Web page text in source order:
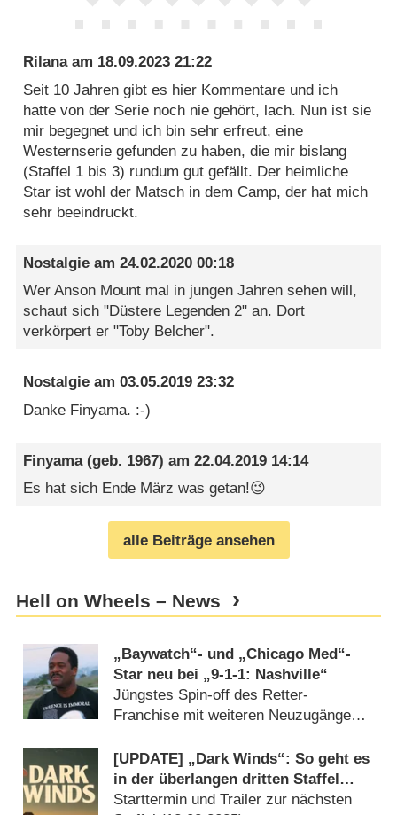
Rilanaam 18.09.2023 21:22
Seit 10 Jahren gibt es hier Kommentare und ich
hatte von der Serie noch nie gehört, lach. Nun ist sie
mir begegnet und ich bin sehr erfreut, eine
Westernserie gefunden zu haben, die mir bislang
(Staffel 1 bis 3) rundum gut gefällt. Der heimliche
Star ist wohl der Matsch in dem Camp, der hat mich
sehr beeindruckt.
Nostalgie am24.02.2020 00:18
Wer Anson Mount mal in jungen Jahren sehen will,
schaut sich "Düstere Legenden 2" an. Dort
verkörpert er "Toby Belcher".
Nostalgie am03.05.2019 23:32
Danke Finyama. :-)
Finyama(geb. 1967) am22.04.2019 14:14
Es hat sich Ende März was getan!😉
alle Beiträge ansehen
Hell on Wheels – News
„Baywatch“- und „Chicago Med“-
Star neu bei „9-1-1: Nashville“
Jüngstes Spin-off des Retter-
Franchise mit weiteren Neuzugängen
[UPDATE] „Dark Winds“: So geht es
in der überlangen dritten Staffel
weiter
Starttermin und Trailer zur nächsten